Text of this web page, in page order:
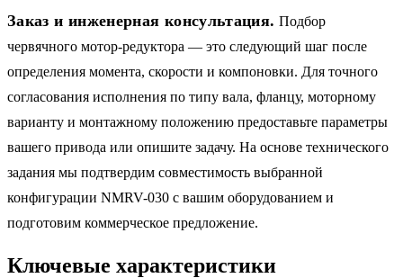
Заказ и инженерная консультация. Подбор
червячного мотор-редуктора — это следующий шаг после
определения момента, скорости и компоновки. Для точного
согласования исполнения по типу вала, фланцу, моторному
варианту и монтажному положению предоставьте параметры
вашего привода или опишите задачу. На основе технического
задания мы подтвердим совместимость выбранной
конфигурации NMRV-030 с вашим оборудованием и
подготовим коммерческое предложение.
Ключевые характеристики